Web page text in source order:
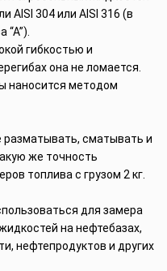
AISI 304 или AISI 316 (в
“А”).
гибкостью и
она не ломается.
наносится методом
разматывать, сматывать и
же точность
топлива с грузом 2 кг.
для замера
на нефтебазах,
нефтепродуктов и других